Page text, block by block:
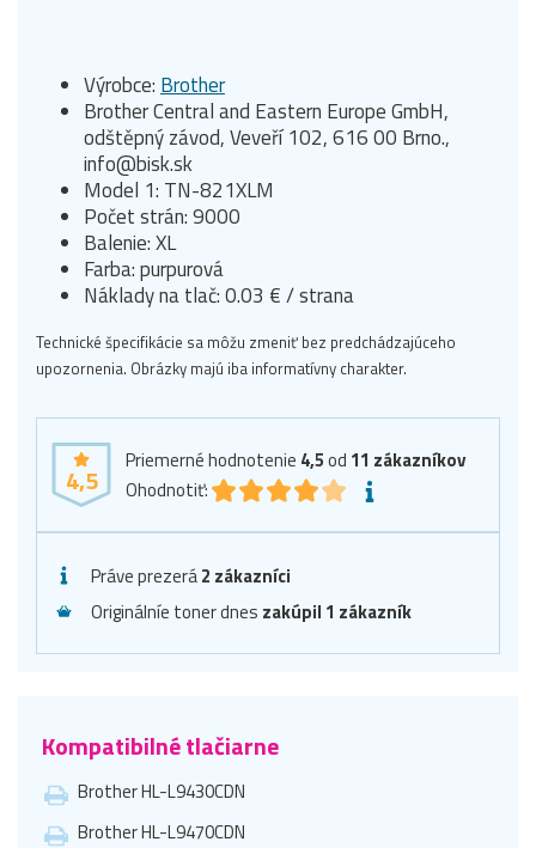
Výrobce:Brother
Brother Central and Eastern Europe GmbH,
odštěpný závod, Veveří 102, 616 00 Brno.,
info@bisk.sk
Model 1: TN-821XLM
Počet strán: 9000
Balenie: XL
Farba: purpurová
Náklady na tlač: 0.03 € / strana
Technické špecifikácie sa môžu zmeniť bez predchádzajúceho
upozornenia. Obrázky majú iba informatívny charakter.
4,5
Priemerné hodnotenie 4,5od 11 zákazníkov
Ohodnotiť:
Práve prezerá2 zákazníci
Originálníe toner dnes zakúpil 1 zákazník
Kompatibilné tlačiarne
Brother HL-L9430CDN
Brother HL-L9470CDN